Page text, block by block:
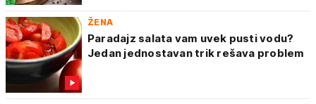
ŽENA
Paradajz salata vam uvek pusti vodu?
Jedan jednostavan trik rešava problem